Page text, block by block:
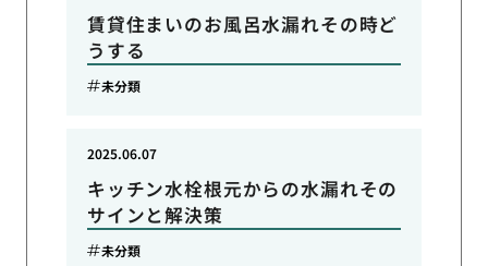
賃貸住まいのお風呂水漏れその時ど
うする
未分類
キッチン水栓根元からの水漏れその
サインと解決策
2025.06.07
未分類